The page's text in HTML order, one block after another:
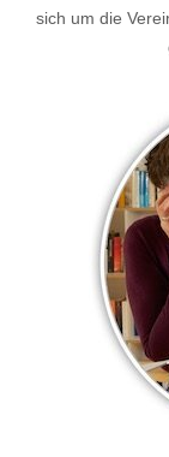
sich um die